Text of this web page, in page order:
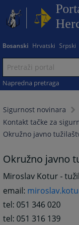
Bosanski Hrvatski Srpski
Napredna pretraga
Sigurnost novinara
Kontakt tačke za
Okružno javno
Okružno javno
Miroslav Kotur -
email:
tel: 051 346 020
tel: 051 316 139